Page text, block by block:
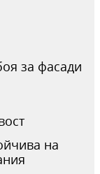
за фасади
на